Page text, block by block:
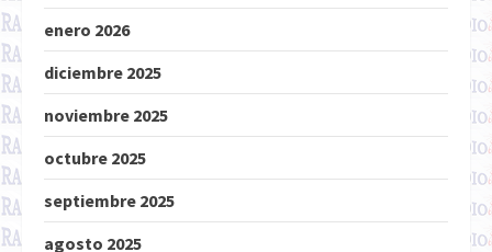
enero 2026
diciembre 2025
noviembre 2025
octubre 2025
septiembre 2025
agosto 2025